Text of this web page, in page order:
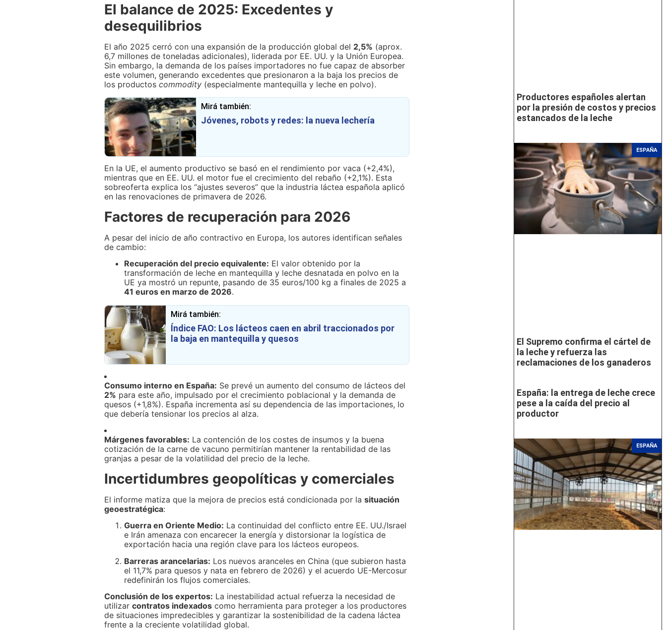
El balance de 2025: Excedentes y
desequilibrios
El año 2025 cerró con una expansión de la producción global del 2,5% (aprox.
6,7 millones de toneladas adicionales), liderada por EE. UU. y la Unión Europea.
Sin embargo, la demanda de los países importadores no fue capaz de absorber
este volumen, generando excedentes que presionaron a la baja los precios de
los productos commodity (especialmente mantequilla y leche en polvo).
Mirá también:
Jóvenes, robots y redes: la nueva lechería
En la UE, el aumento productivo se basó en el rendimiento por vaca (+2,4%),
mientras que en EE. UU. el motor fue el crecimiento del rebaño (+2,1%). Esta
sobreoferta explica los “ajustes severos” que la industria láctea española aplicó
en las renovaciones de primavera de 2026.
Factores de recuperación para 2026
A pesar del inicio de año contractivo en Europa, los autores identifican señales
de cambio:
Recuperación del precio equivalente: El valor obtenido por la
transformación de leche en mantequilla y leche desnatada en polvo en la
UE ya mostró un repunte, pasando de 35 euros/100 kg a finales de 2025 a
41 euros en marzo de 2026.
Mirá también:
Índice FAO: Los lácteos caen en abril traccionados por
la baja en mantequilla y quesos
Consumo interno en España: Se prevé un aumento del consumo de lácteos del
2% para este año, impulsado por el crecimiento poblacional y la demanda de
quesos (+1,8%). España incrementa así su dependencia de las importaciones, lo
que debería tensionar los precios al alza.
Márgenes favorables: La contención de los costes de insumos y la buena
cotización de la carne de vacuno permitirían mantener la rentabilidad de las
granjas a pesar de la volatilidad del precio de la leche.
Incertidumbres geopolíticas y comerciales
El informe matiza que la mejora de precios está condicionada por la situación
geoestratégica:
Guerra en Oriente Medio: La continuidad del conflicto entre EE. UU./Israel
e Irán amenaza con encarecer la energía y distorsionar la logística de
exportación hacia una región clave para los lácteos europeos.
Barreras arancelarias: Los nuevos aranceles en China (que subieron hasta
el 11,7% para quesos y nata en febrero de 2026) y el acuerdo UE-Mercosur
redefinirán los flujos comerciales.
Conclusión de los expertos: La inestabilidad actual refuerza la necesidad de
utilizar contratos indexados como herramienta para proteger a los productores
de situaciones impredecibles y garantizar la sostenibilidad de la cadena láctea
frente a la creciente volatilidad global.
Productores españoles alertan
por la presión de costos y precios
estancados de la leche
ESPAÑA
El Supremo confirma el cártel de
la leche y refuerza las
reclamaciones de los ganaderos
España: la entrega de leche crece
pese a la caída del precio al
productor
ESPAÑA